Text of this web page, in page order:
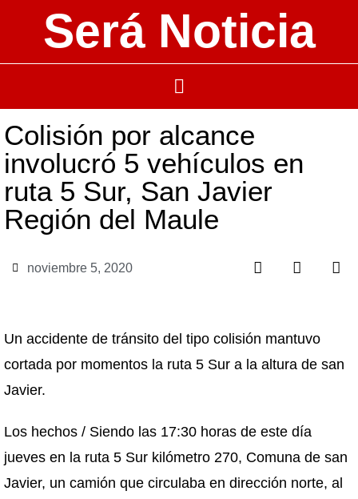
Será Noticia
Colisión por alcance
involucró 5 vehículos en
ruta 5 Sur, San Javier
Región del Maule
noviembre 5, 2020
Un accidente de tránsito del tipo colisión mantuvo
cortada por momentos la ruta 5 Sur a la altura de san
Javier.
Los hechos / Siendo las 17:30 horas de este día
jueves en la ruta 5 Sur kilómetro 270, Comuna de san
Javier, un camión que circulaba en dirección norte, al